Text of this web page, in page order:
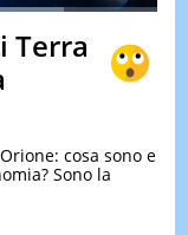
TEST
&
Terra
cosa sono e
Sono la